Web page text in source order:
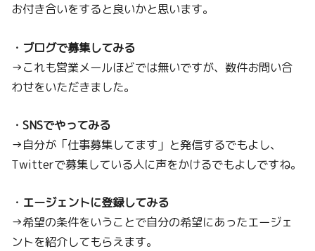
お付き合いをすると良いかと思います。
・ブログで募集してみる
→これも営業メールほどでは無いですが、数件お問い合
わせをいただきました。
・SNSでやってみる
→自分が「仕事募集してます」と発信するでもよし、
Twitterで募集している人に声をかけるでもよしですね。
・エージェントに登録してみる
→希望の条件をいうことで自分の希望にあったエージェ
ントを紹介してもらえます。